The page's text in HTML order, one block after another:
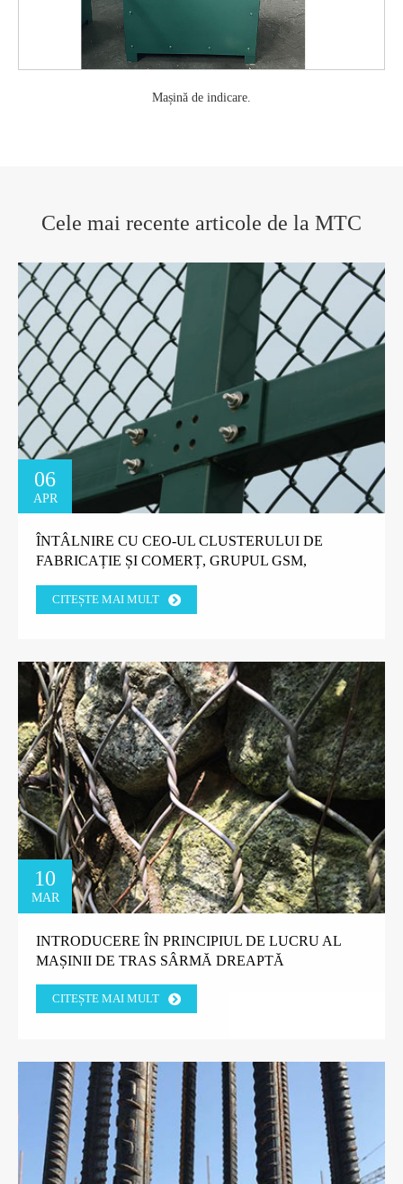
Mașină de indicare.
Cele mai recente articole de la MTC
06
APR
ÎNTÂLNIRE CU CEO-UL CLUSTERULUI DE
FABRICAȚIE ȘI COMERȚ, GRUPUL GSM,
CITEȘTE MAI MULT
10
MAR
INTRODUCERE ÎN PRINCIPIUL DE LUCRU AL
MAȘINII DE TRAS SÂRMĂ DREAPTĂ
CITEȘTE MAI MULT